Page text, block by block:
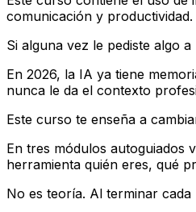
comunicación y productividad.
Si alguna vez le pediste algo
En 2026, la IA ya tiene
nunca le da el contexto
Este curso te enseña a
En tres módulos
herramienta quién eres, qué
No es teoría. Al terminar